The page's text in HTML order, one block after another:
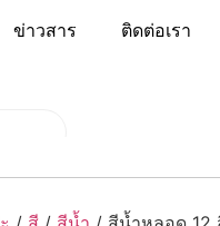
ข่าวสาร ติดต่อเรา